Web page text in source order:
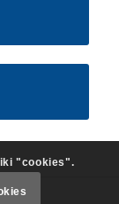
"cookies".